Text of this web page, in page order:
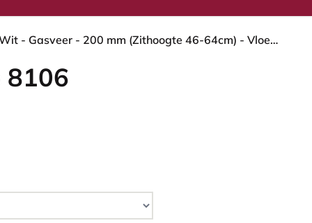
HÅG Capisco 8106 - Oceanic (Camira) - Gerecycled Polyester - OCI011 - Light blue - Framekleur - Wit - Gasveer - 200 mm (Zithoogte 46-64cm) - Vloercontact - Zachte wielen t.b.v. harde vloeren - Voetenring - Ja, in framekleur - Voetster - Nee, voetster i...
8106